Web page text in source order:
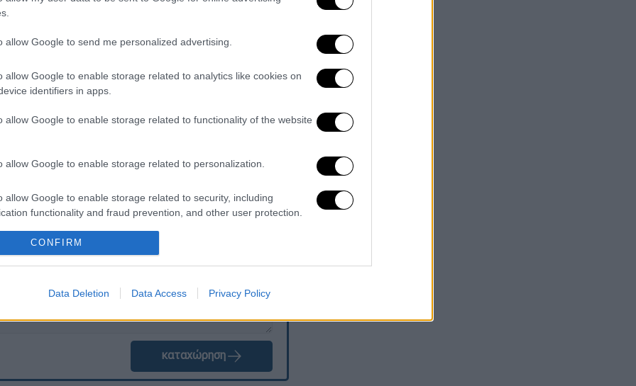
allow Google to send me personalized advertising.
allow Google to enable storage related to analytics like cookies on
identifiers in apps.
allow Google to enable storage related to functionality of the website
allow Google to enable storage related to personalization.
allow Google to enable storage related to security, including
functionality and fraud prevention, and other user protection.
CONFIRM
Data Deletion Data Access Privacy Policy
πλατεία Κύπρου, στου
ρίχνοντας εύφλεκτο υλικό σε ΑΤΜ
προκληθούν
, στο οποίο άγνωστοιέβαλαν φωτιά,
ΕΘΝΟΣ θα παρεμβαίνει και τα προσβλητικά σχόλια θα
καταχώρηση